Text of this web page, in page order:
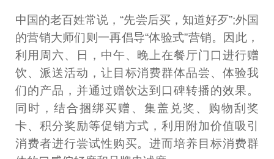
中国的老百姓常说，“先尝后买，知道好歹”;外国
的营销大师们则一再倡导“体验式”营销。因此，
利用周六、日，中午、晚上在餐厅门口进行赠
饮、派送活动，让目标消费群体品尝、体验我
们的产品，并通过赠饮达到口碑转播的效果。
同时，结合捆绑买赠、集盖兑奖、购物刮奖
卡、积分奖励等促销方式，利用附加价值吸引
消费者进行尝试性购买。进而培养目标消费群